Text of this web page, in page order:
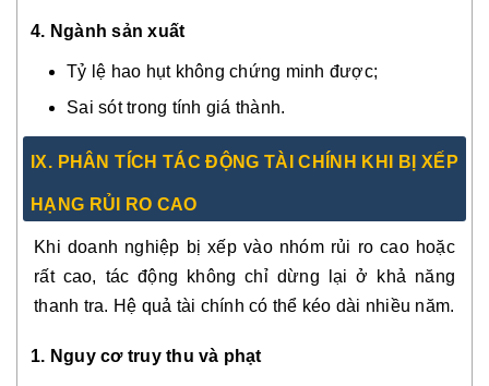
4. Ngành sản xuất
Tỷ lệ hao hụt không chứng minh được;
Sai sót trong tính giá thành.
IX. PHÂN TÍCH TÁC ĐỘNG TÀI CHÍNH KHI BỊ XẾP
HẠNG RỦI RO CAO
Khi doanh nghiệp bị xếp vào nhóm rủi ro cao hoặc
rất cao, tác động không chỉ dừng lại ở khả năng
thanh tra. Hệ quả tài chính có thể kéo dài nhiều năm.
1. Nguy cơ truy thu và phạt